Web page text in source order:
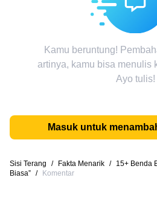
Kamu beruntung!
artinya, kamu bisa menulis
Ayo tulis!
Masuk untuk
Sisi Terang / Fakta Menarik /
15+ Benda
Biasa” / Komentar